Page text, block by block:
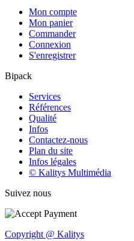
Mon compte
Mon panier
Commander
Connexion
S'enregistrer
Bipack
Services
Références
Qualité
Infos
Contactez-nous
Plan du site
Infos légales
© Kalitys Multimédia
Suivez nous
Copyright @ Kalitys